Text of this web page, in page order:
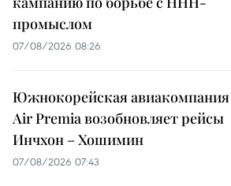
промыслом
07/08/2026 08:26
Южнокорейская авиакомпания
Air Premia возобновляет рейсы
Инчхон – Хошимин
07/08/2026 07:43